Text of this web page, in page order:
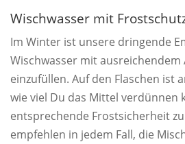
Wischwasser mit
Im Winter ist unsere dringende
Wischwasser mit
einzufüllen. Auf den Flaschen ist
wie viel Du das Mittel verdünnen
entsprechende Frostsicherheit
empfehlen in jedem Fall, die